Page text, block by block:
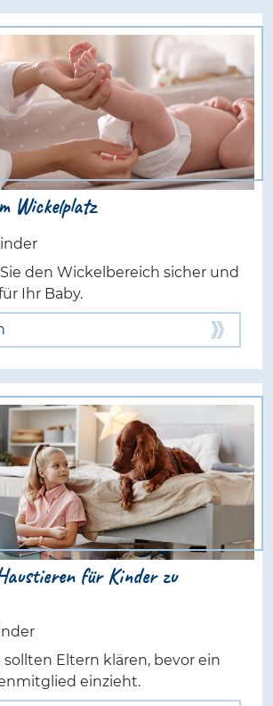
Wickelplatz
den Wickelbereich sicher und
Ihr Baby.
für Kinder zu
sollten Eltern klären, bevor ein
einzieht.